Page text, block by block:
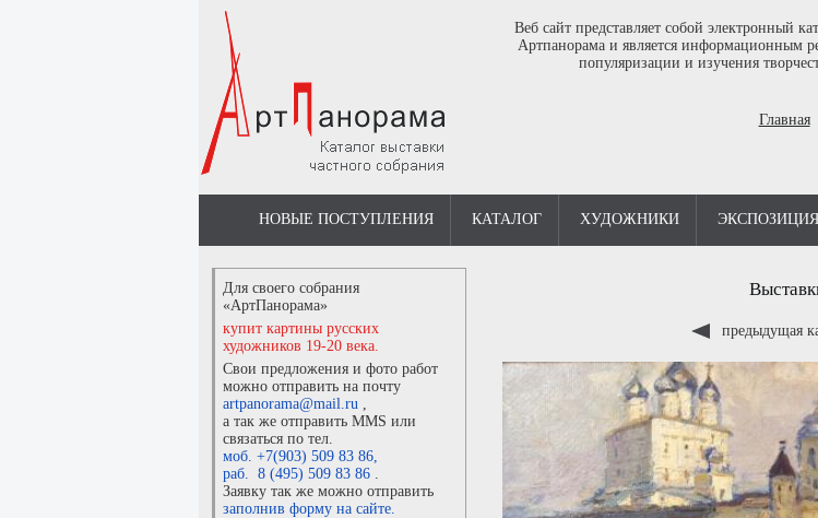
Веб сайт представляет собой электронный
Артпанорама и является информационным
популяризации и изучения
Главная
НОВЫЕ ПОСТУПЛЕНИЯ КАТАЛОГ ХУДОЖНИКИ ЭКСПОЗИЦИЯ
Для своего собрания
«АртПанорама»
купит картины русских
художников 19-20 века.
Свои предложения и фото работ
можно отправить на почту
artpanorama@mail.ru ,
а так же отправить MMS или
связаться по тел.
моб. +7(903) 509 83 86,
раб. 8 (495) 509 83 86 .
Заявку так же можно отправить
заполнив форму на сайте.
предыдущая